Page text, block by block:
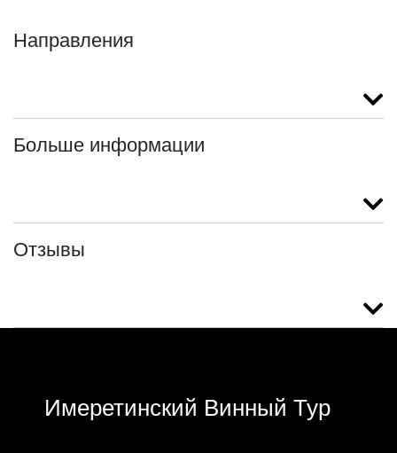
Направления
Больше информации
Отзывы
Имеретинский Винный Тур